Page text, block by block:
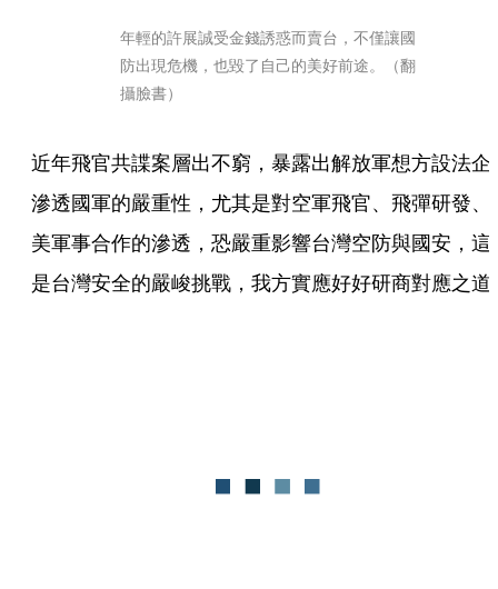
年輕的許展誠受金錢誘惑而賣台，不僅讓國
防出現危機，也毀了自己的美好前途。（翻
攝臉書）
近年飛官共諜案層出不窮，暴露出解放軍想方設法企
滲透國軍的嚴重性，尤其是對空軍飛官、飛彈研發、
美軍事合作的滲透，恐嚴重影響台灣空防與國安，這
是台灣安全的嚴峻挑戰，我方實應好好研商對應之道